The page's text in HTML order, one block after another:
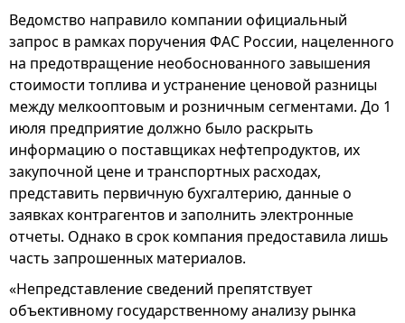
Ведомство направило компании официальный
запрос в рамках поручения ФАС России, нацеленного
на предотвращение необоснованного завышения
стоимости топлива и устранение ценовой разницы
между мелкооптовым и розничным сегментами. До 1
июля предприятие должно было раскрыть
информацию о поставщиках нефтепродуктов, их
закупочной цене и транспортных расходах,
представить первичную бухгалтерию, данные о
заявках контрагентов и заполнить электронные
отчеты. Однако в срок компания предоставила лишь
часть запрошенных материалов.
«Непредставление сведений препятствует
объективному государственному анализу рынка